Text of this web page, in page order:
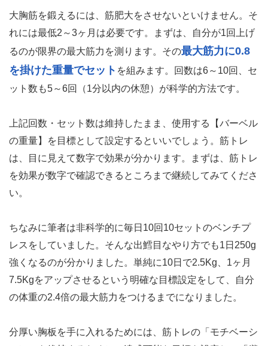
大胸筋を鍛えるには、筋肥大をさせないといけません。そ
れには最低2～3ヶ月は必要です。まずは、自分が1回上げ
るのが限界の最大筋力を測ります。その最大筋力に0.8
を掛けた重量でセット を組みます。回数は6～10回、セ
ット数も5～6回（1分以内の休憩）が科学的方法です。
上記回数・セット数は維持したまま、使用する【バーベル
の重量】を目標として設定するといいでしょう。筋トレ
は、目に見えて数字で効果が分かります。まずは、筋トレ
を効果が数字で確認できるところまで継続してみてくださ
い。
ちなみに筆者は非科学的に毎日10回10セットのベンチプ
レスをしていました。そんな出鱈目なやり方でも1日250g
強くなるのが分かりました。単純に10日で2.5Kg、1ヶ月
7.5Kgをアップさせるという明確な目標設定をして、自分
の体重の2.4倍の最大筋力をつけるまでになりました。
分厚い胸板を手に入れるためには、筋トレの「モチベーシ